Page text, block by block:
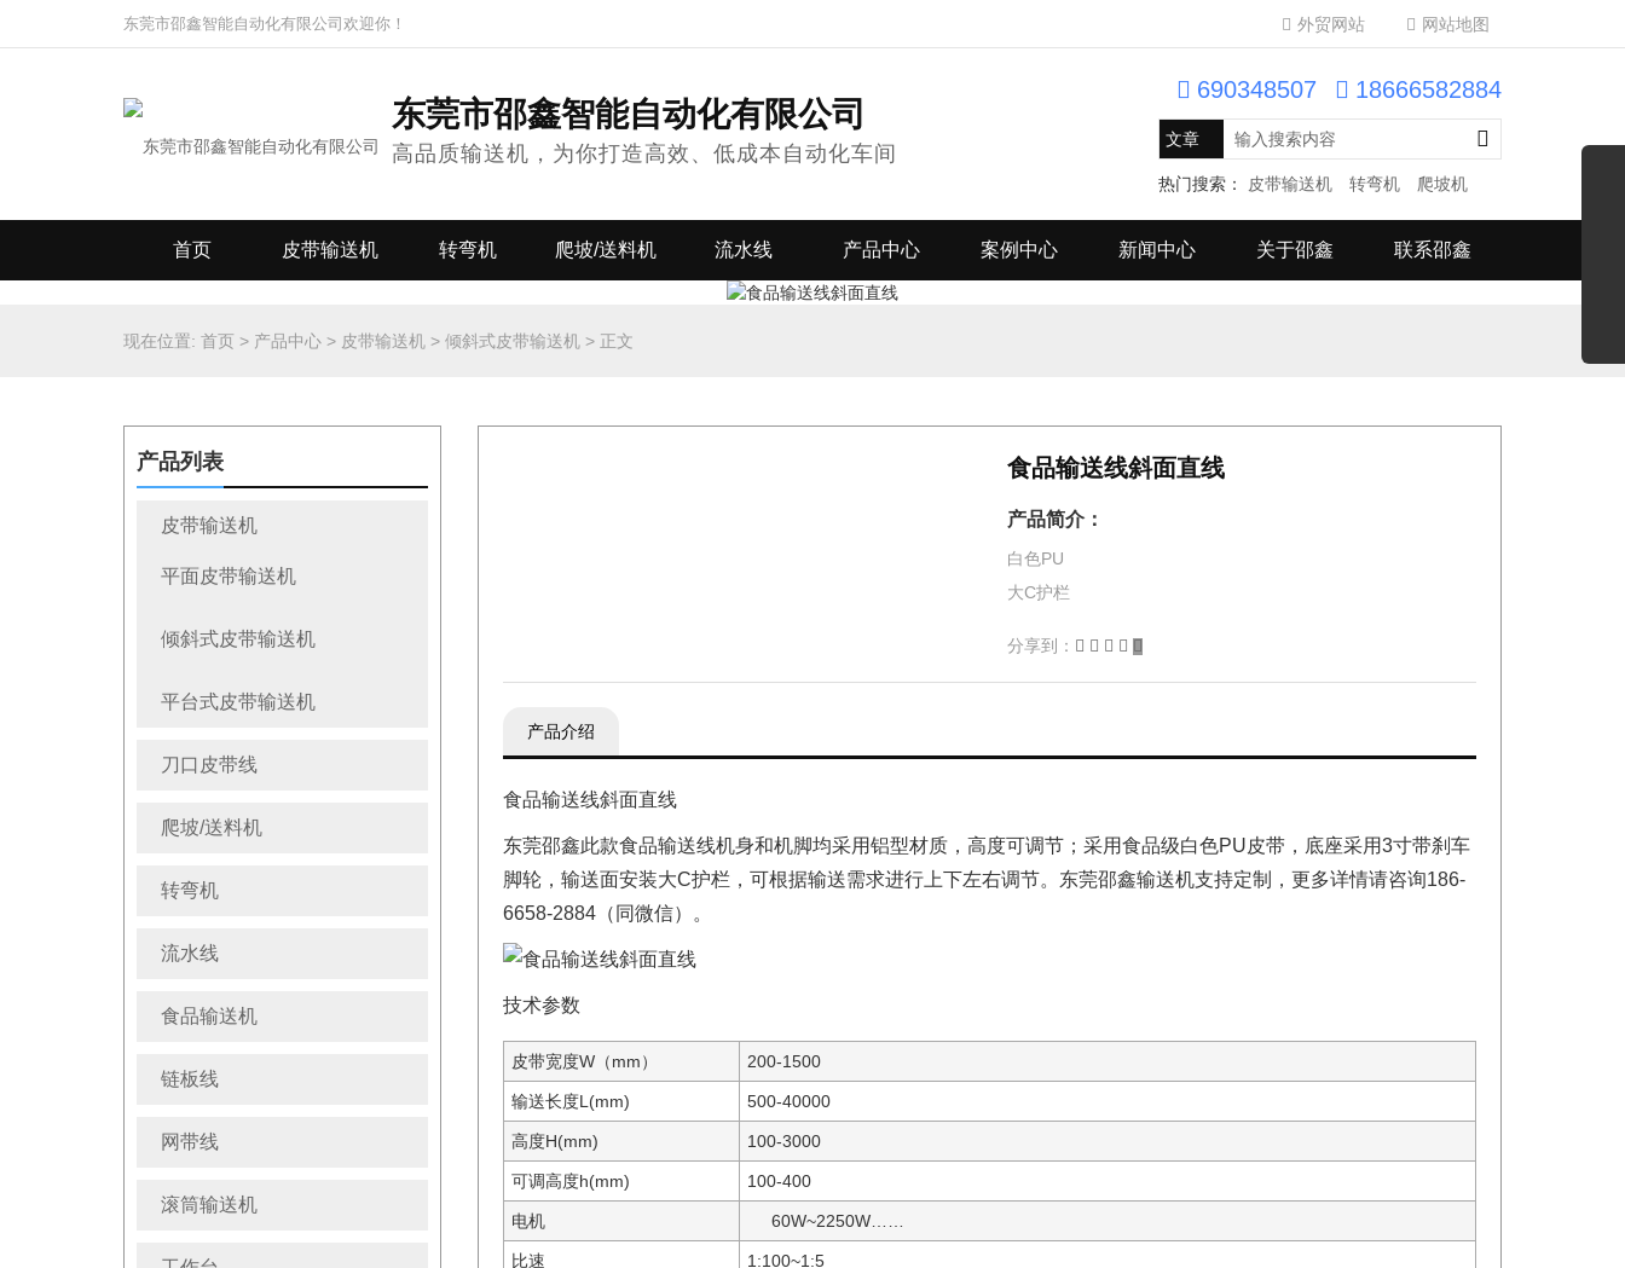
东莞市邵鑫智能自动化有限公司欢迎你！ 外贸网站 网站地图
东莞市邵鑫智能自动化有限公司
高品质输送机，为你打造高效、低成本自动化车间
690348507 18666582884
热门搜索： 皮带输送机 转弯机 爬坡机
首页 皮带输送机 转弯机 爬坡/送料机 流水线 产品中心 案例中心 新闻中心 关于邵鑫 联系邵鑫
现在位置: 首页 > 产品中心 > 皮带输送机 > 倾斜式皮带输送机 > 正文
产品列表
皮带输送机
平面皮带输送机
倾斜式皮带输送机
平台式皮带输送机
刀口皮带线
爬坡/送料机
转弯机
流水线
食品输送机
链板线
网带线
滚筒输送机
食品输送线斜面直线
产品简介：
白色PU
大C护栏
分享到：
产品介绍
食品输送线斜面直线
东莞邵鑫此款食品输送线机身和机脚均采用铝型材质，高度可调节；采用食品级白色PU皮带，底座采用3寸带刹车
脚轮，输送面安装大C护栏，可根据输送需求进行上下左右调节。东莞邵鑫输送机支持定制，更多详情请咨询186-
6658-2884（同微信）。
技术参数
皮带宽度W（mm） 200-1500
输送长度L(mm) 500-40000
高度H(mm) 100-3000
可调高度h(mm) 100-400
电机 60W~2250W……
比速 1:100~1:5